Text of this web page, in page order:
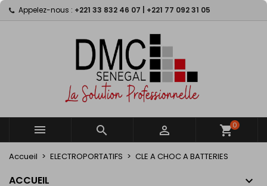
Appelez-nous : +221 33 832 46 07 | +221 77 092 31 05
   shopping_cart0
Accueil ELECTROPORTATIFS CLE A CHOC A BATTERIES
ACCUEIL
My wishlists ×
Create new list
((modalTitle)) ×
((confirmMessage))
((cancelText)) ((modalDeleteText))
Créer une liste d'envies ×
Nom de la liste d'envies
Annuler Créer une liste d'envies
Connexion ×
Vous devez être connecté pour ajouter des produits
à votre liste d'envies.
Annuler Connexion